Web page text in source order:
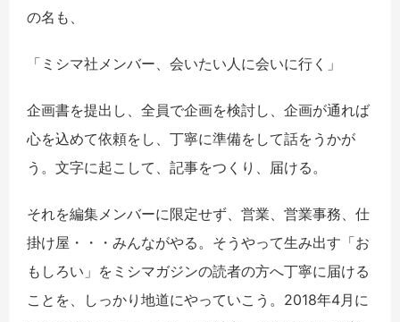
の名も、
「ミシマ社メンバー、会いたい人に会いに行く」
企画書を提出し、全員で企画を検討し、企画が通れば
心を込めて依頼をし、丁寧に準備をして話をうかが
う。文字に起こして、記事をつくり、届ける。
それを編集メンバーに限定せず、営業、営業事務、仕
掛け屋・・・みんながやる。そうやって生み出す「お
もしろい」をミシマガジンの読者の方へ丁寧に届ける
ことを、しっかり地道にやっていこう。2018年4月に